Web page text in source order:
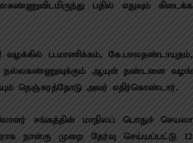
பதில் எதுவும் கிடைக்க​
ப.மாணிக்​கம், கே.பாலதண்​டா​யுதம்,
நல்லகண்ணுவுக்​கும் ஆயுள் தண்டனை வழங்​
நெஞ்சுரத்​தோடு அவர் எதிர்​கொண்​டார்.
சங்கத்​தின் மாநிலப் பொதுச் செயலா​
நான்கு முறை தேர்வு செய்​யப்​பட்டு 12